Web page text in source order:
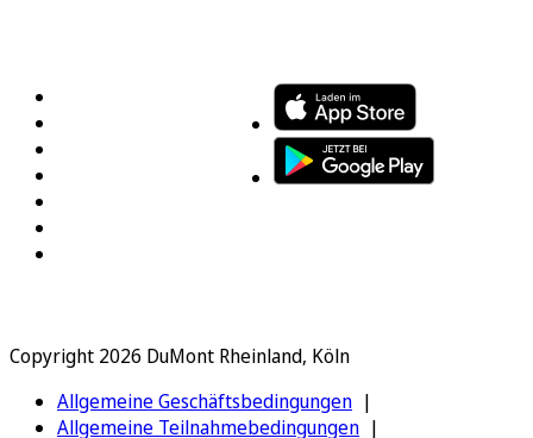
Copyright 2026 DuMont Rheinland, Köln
Allgemeine Geschäftsbedingungen
Allgemeine Teilnahmebedingungen